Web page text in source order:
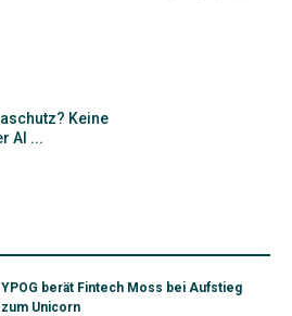
Keine
Al ...
YPOG berät Fintech Moss bei Aufstieg
zum Unicorn